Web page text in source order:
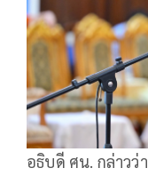
อธิบดี ศน. กล่าวว่